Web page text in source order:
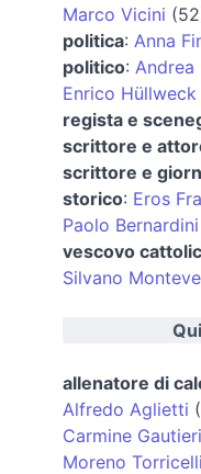
Marco Vicini
politica: Anna
politico: Andrea
Enrico Hüllweck
regista e
scrittore e
scrittore e
storico: Eros
Paolo
vescovo
Silvano
allenatore di
Alfredo Aglietti (
Carmine Gautieri
Moreno Torricelli